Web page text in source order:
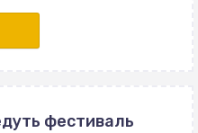
фестиваль